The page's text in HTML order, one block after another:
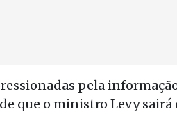
pela
que o ministro Levy